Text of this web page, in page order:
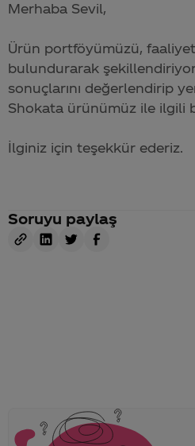
Merhaba Sevil,
Ürün portföyümüzü,
bulundurarak
sonuçlarını değerlendirip
Shokata ürünümüz ile ilgili
İlginiz için teşekkür ederiz.
Soruyu paylaş